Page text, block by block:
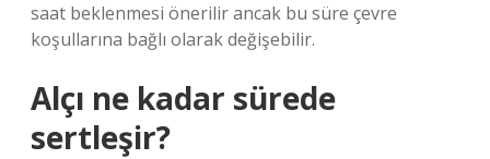
saat beklenmesi önerilir ancak bu süre çevre
koşullarına bağlı olarak değişebilir.
Alçı ne kadar sürede
sertleşir?